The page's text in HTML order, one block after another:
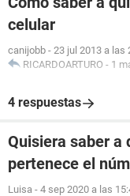
celular
canijobb - 23 jul 2013 a las
RICARDOARTURO - 1
4 respuestas
Quisiera saber a
pertenece el
Luisa - 4 sep 2020 a las